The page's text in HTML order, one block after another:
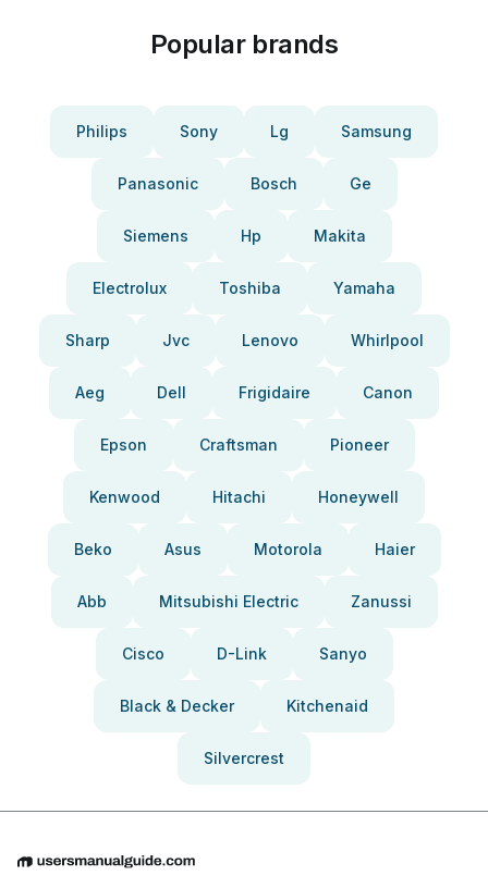
Popular brands
Philips Sony Lg Samsung
Panasonic Bosch Ge
Siemens Hp Makita
Electrolux Toshiba Yamaha
Sharp Jvc Lenovo Whirlpool
Aeg Dell Frigidaire Canon
Epson Craftsman Pioneer
Kenwood Hitachi Honeywell
Beko Asus Motorola Haier
Abb Mitsubishi Electric Zanussi
Cisco D-Link Sanyo
Black & Decker Kitchenaid
Silvercrest